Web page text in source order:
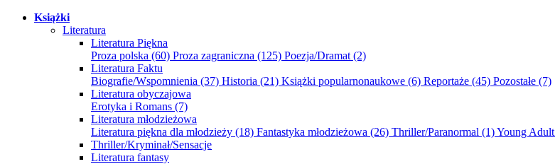
Książki
Literatura
Literatura Piękna
Proza polska (60) Proza zagraniczna (125) Poezja/Dramat (2)
Literatura Faktu
Biografie/Wspomnienia (37) Historia (21) Książki popularnonaukowe (6) Reportaże (45) Pozostałe (7)
Literatura obyczajowa
Erotyka i Romans (7)
Literatura młodzieżowa
Literatura piękna dla młodzieży (18) Fantastyka młodzieżowa (26) Thriller/Paranormal (1)Young Adult
Thriller/Kryminał/Sensacje
Literatura fantasy